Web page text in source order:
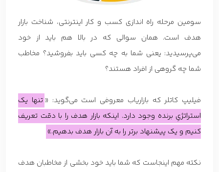
سومین مرحله راه اندازی کسب و کار اینترنتی، شناخت بازار
هدف است. همان سوالی که در بالا هم باید از خود
می‌پرسیدید: یعنی شما به چه کسی باید بفروشید؟ مخاطب
شما چه گروهی از افراد هستند؟
فیلیپ کاتلر که بازاریاب معروفی است می‌گوید: «تنها یک
استراتژیِ برنده وجود دارد. اینکه بازار هدف را با دقت تعریف
کنیم و یک پیشنهاد برتر را به آن بازار هدف بدهیم.»
نکته مهم اینجاست که شما باید خود بخشی از مخاطبان هدف